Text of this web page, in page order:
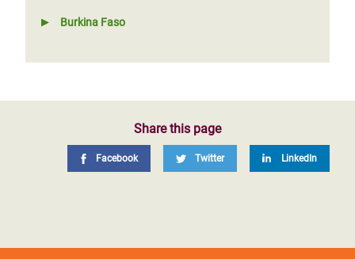
Burkina Faso
Share this page
Facebook Twitter LinkedIn